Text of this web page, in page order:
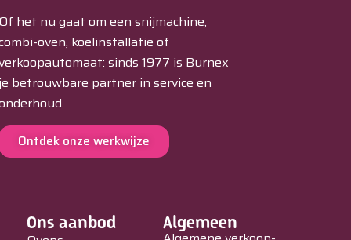
het nu gaat om een snijmachine,
oven, koelinstallatie of
sinds 1977 is Burnex
betrouwbare partner in service en
Ontdek onze werkwijze
Ons aanbod Algemeen